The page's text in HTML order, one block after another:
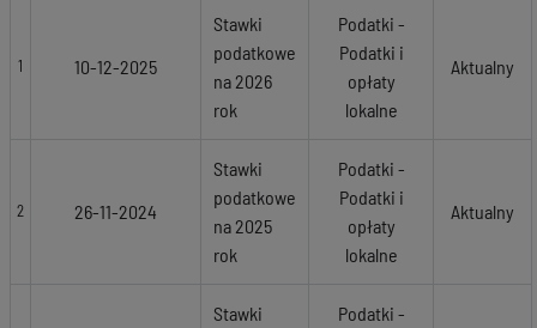
1 10-12-2025
Stawki
podatkowe
na 2026
rok
Podatki -
Podatki i
opłaty
lokalne
Aktualny
2 26-11-2024
Stawki
podatkowe
na 2025
rok
Podatki -
Podatki i
opłaty
lokalne
Aktualny
Stawki
Podatki -